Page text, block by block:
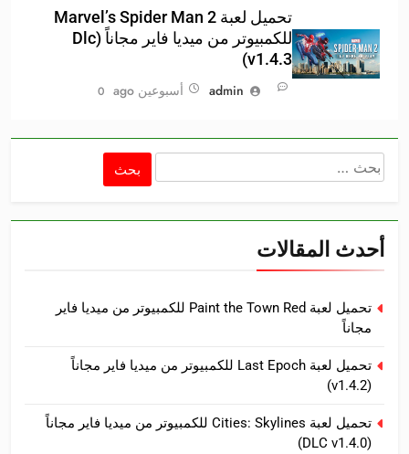
تحميل لعبة Marvel’s Spider Man 2
للكمبيوتر من ميديا فاير مجاناً (Dlc
v1.4.3)
admin
أسبوعين ago 0
البحث
عن:
أحدث المقالات
تحميل لعبة Paint the Town Red للكمبيوتر من ميديا فاير
مجاناً
تحميل لعبة Last Epoch للكمبيوتر من ميديا فاير مجاناً
(v1.4.2)
تحميل لعبة Cities: Skylines للكمبيوتر من ميديا فاير مجاناً
(DLC v1.4.0)